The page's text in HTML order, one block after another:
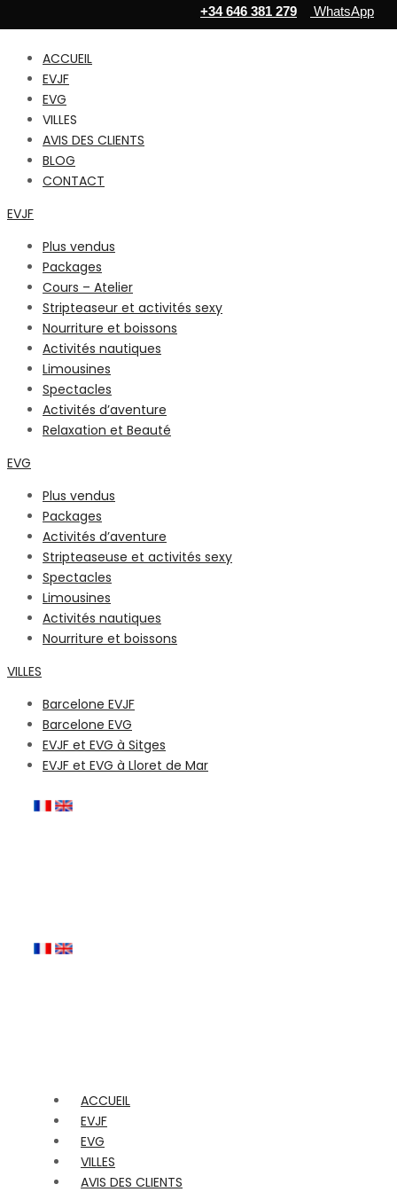
ACCUEIL
EVJF
EVG
VILLES
AVIS DES CLIENTS
BLOG
CONTACT
EVJF
Plus vendus
Packages
Cours – Atelier
Stripteaseur et activités sexy
Nourriture et boissons
Activités nautiques
Limousines
Spectacles
Activités d’aventure
Relaxation et Beauté
EVG
Plus vendus
Packages
Activités d’aventure
Stripteaseuse et activités sexy
Spectacles
Limousines
Activités nautiques
Nourriture et boissons
VILLES
Barcelone EVJF
Barcelone EVG
EVJF et EVG à Sitges
EVJF et EVG à Lloret de Mar
+34 646 381 279 WhatsApp
ACCUEIL
EVJF
EVG
VILLES
AVIS DES CLIENTS